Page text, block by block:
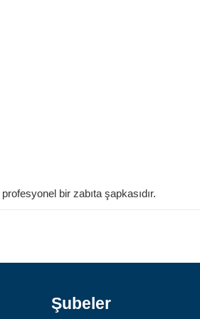
bir zabıta şapkasıdır.
Şubeler